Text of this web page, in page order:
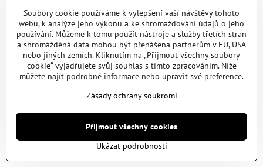
Soubory cookie používáme k vylepšení vaší návštěvy tohoto
webu, k analýze jeho výkonu a ke shromažďování údajů o jeho
používání. Můžeme k tomu použít nástroje a služby třetích stran
a shromážděná data mohou být přenášena partnerům v EU, USA
nebo jiných zemích. Kliknutím na „Přijmout všechny soubory
cookie“ vyjadřujete svůj souhlas s tímto zpracováním. Níže
můžete najít podrobné informace nebo upravit své preference.
Zásady ochrany soukromí
Ukázat podrobnosti
Přijmout všechny cookies